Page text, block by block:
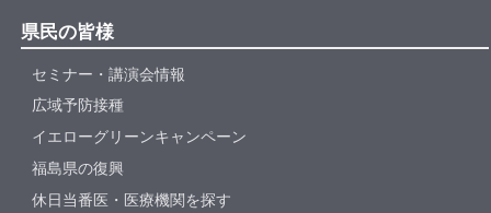
県民の皆様
セミナー・講演会情報
広域予防接種
イエローグリーンキャンペーン
福島県の復興
休日当番医・医療機関を探す